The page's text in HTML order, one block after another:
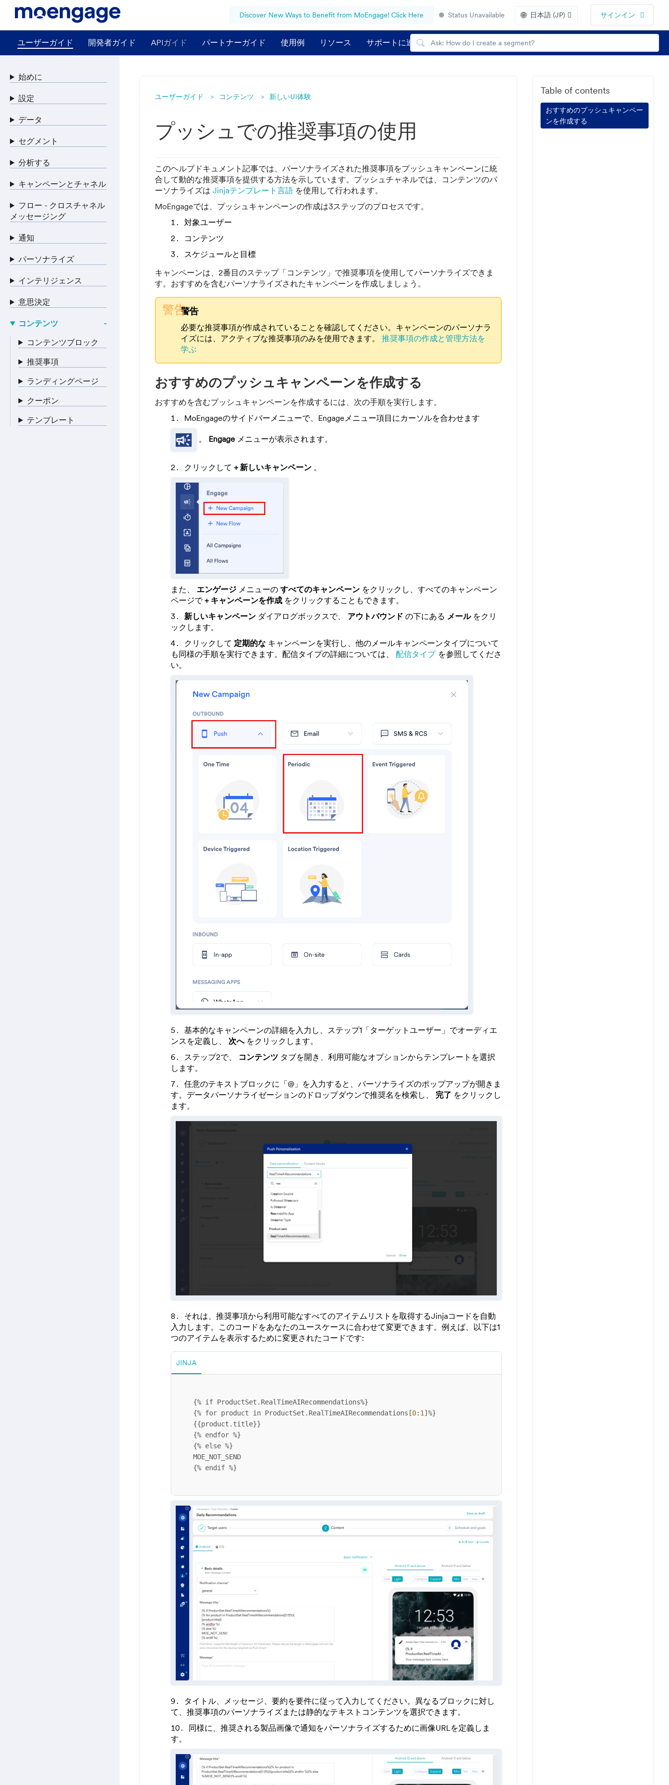
Discover New Ways to Benefit from MoEngage! Click Here Status Unavailable 🌐 日本語 (JP) サインイン
ユーザーガイド 開発者ガイド APIガイド パートナーガイド 使用例 リソース サポートに連絡する
ユーザーガイド コンテンツ 新しいUI体験
プッシュでの推奨事項の使用
このヘルプドキュメント記事では、パーソナライズされた推奨事項をプッシュキャンペーンに統
合して動的な推奨事項を提供する方法を示しています。プッシュチャネルでは、コンテンツのパ
ーソナライズは Jinjaテンプレート言語 を使用して行われます。
MoEngageでは、プッシュキャンペーンの作成は3ステップのプロセスです。
対象ユーザー
コンテンツ
スケジュールと目標
キャンペーンは、2番目のステップ「コンテンツ」で推奨事項を使用してパーソナライズできま
す。おすすめを含むパーソナライズされたキャンペーンを作成しましょう。
警告警告
必要な推奨事項が作成されていることを確認してください。キャンペーンのパーソナラ
イズには、アクティブな推奨事項のみを使用できます。 推奨事項の作成と管理方法を
学ぶ
おすすめのプッシュキャンペーンを作成する
おすすめを含むプッシュキャンペーンを作成するには、次の手順を実行します。
MoEngageのサイドバーメニューで、Engageメニュー項目にカーソルを合わせます
。 Engage メニューが表示されます。
クリックして + 新しいキャンペーン 。
また、 エンゲージ メニューの すべてのキャンペーン をクリックし、すべてのキャンペーン
ページで+ キャンペーンを作成 をクリックすることもできます。
新しいキャンペーン ダイアログボックスで、 アウトバウンド の下にある メール をクリ
ックします。
クリックして 定期的な キャンペーンを実行し、他のメールキャンペーンタイプについて
も同様の手順を実行できます。配信タイプの詳細については、 配信タイプ を参照してくださ
い。
基本的なキャンペーンの詳細を入力し、ステップ1「ターゲットユーザー」でオーディエ
ンスを定義し、 次へ をクリックします。
ステップ2で、 コンテンツ タブを開き、利用可能なオプションからテンプレートを選択
します。
任意のテキストブロックに「@」を入力すると、パーソナライズのポップアップが開きま
す。データパーソナライゼーションのドロップダウンで推奨名を検索し、 完了 をクリックし
ます。
それは、推奨事項から利用可能なすべてのアイテムリストを取得するJinjaコードを自動
入力します。このコードをあなたのユースケースに合わせて変更できます。例えば、以下は1
つのアイテムを表示するために変更されたコードです:
JINJA
{% if ProductSet.RealTimeAIRecommendations%}
{% for product in ProductSet.RealTimeAIRecommendations [0: 1] %}
{{product.title}}
{% endfor %}
{% else %}
{% endif %}
タイトル、メッセージ、要約を要件に従って入力してください。異なるブロックに対し
て、推奨事項のパーソナライズまたは静的なテキストコンテンツを選択できます。
同様に、推奨される製品画像で通知をパーソナライズするために画像URLを定義しま
す。
Table of contents
おすすめのプッシュキャンペー
ンを作成する
始めに
設定
データ
セグメント
分析する
キャンペーンとチャネル
フロー - クロスチャネル
メッセージング
通知
パーソナライズ
インテリジェンス
意思決定
コンテンツ
コンテンツブロック
推奨事項
ランディングページ
クーポン
テンプレート